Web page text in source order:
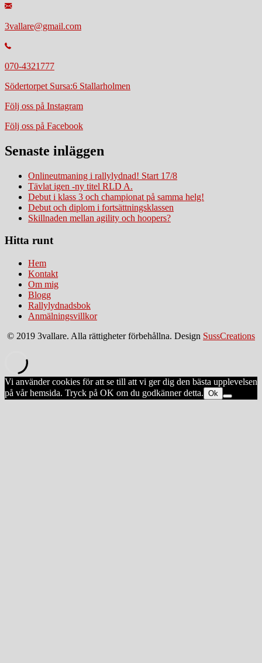
3vallare@gmail.com
070-4321777
Södertorpet Sursa:6 Stallarholmen
Följ oss på Instagram
Följ oss på Facebook
Senaste inläggen
Onlineutmaning i rallylydnad! Start 17/8
Tävlat igen -ny titel RLD A.
Debut i klass 3 och championat på samma helg!
Debut och diplom i fortsättningsklassen
Skillnaden mellan agility och hoopers?
Hitta runt
Hem
Kontakt
Om mig
Blogg
Rallylydnadsbok
Anmälningsvillkor
© 2019 3vallare. Alla rättigheter förbehållna. Design SussCreations
Vi använder cookies för att se till att vi ger dig den bästa upplevelsen
på vår hemsida. Tryck på OK om du godkänner detta. Ok